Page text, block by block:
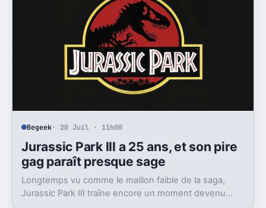
Begeek· 20 Juil · 11h00
Jurassic Park III a 25 ans, et son pire
gag paraît presque sage
Longtemps vu comme le maillon faible de la saga,
Jurassic Park III traîne encore un moment devenu